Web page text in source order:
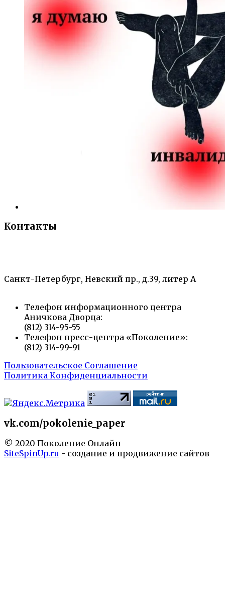
Контакты
Санкт-Петербург, Невский пр., д.39, литер А
Телефон информационного центра
Аничкова Дворца:
(812) 314-95-55
Телефон пресс-центра «Поколение»:
(812) 314-99-91
Пользовательское Соглашение
Политика Конфиденциальности
vk.com/pokolenie_paper
© 2020 Поколение Онлайн
SiteSpinUp.ru - создание и продвижение сайтов